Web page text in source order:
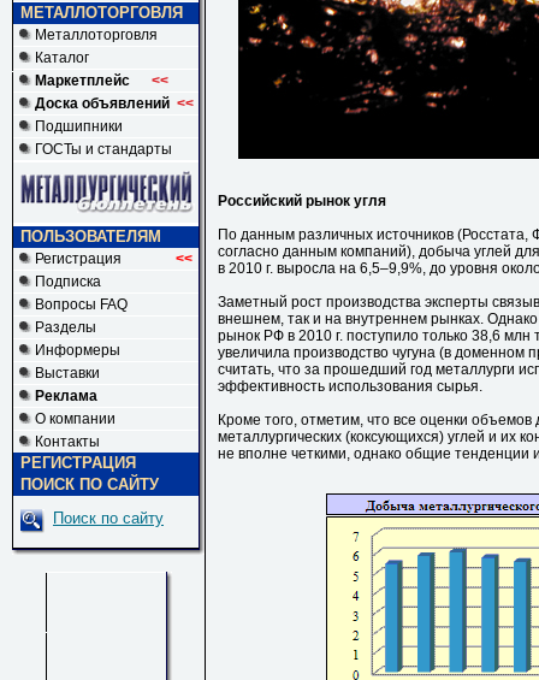
МЕТАЛЛОТОРГОВЛЯ
Металлоторговля
Каталог
Маркетплейс
<<
Доска объявлений <<
Подшипники
ГОСТы и стандарты
ПОЛЬЗОВАТЕЛЯМ
Регистрация <<
Подписка
Вопросы FAQ
Разделы
Информеры
Выставки
Реклама
О компании
Контакты
РЕГИСТРАЦИЯ
ПОИСК ПО САЙТУ
Поиск по сайту
Российский рынок угля
По данным различных источников
согласно данным компаний), добыча углей
в 2010 г. выросла на 6,5–9,9%, до уровня
Заметный рост производства эксперты
внешнем, так и на внутреннем рынках.
рынок РФ в 2010 г. поступило только 38,6
увеличила производство чугуна (в доменном
считать, что за прошедший год металлурги
эффективность использования сырья.
Кроме того, отметим, что все оценки
металлургических (коксующихся) углей и их
не вполне четкими, однако общие тенденции